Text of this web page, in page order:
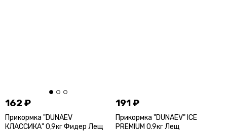
162 ₽
Прикормка "DUNAEV
КЛАССИКА" 0,9кг Фидер Лещ
191₽
Прикормка "DUNAEV" ICE
PREMIUM 0.9кг Лещ